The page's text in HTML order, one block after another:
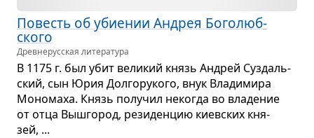
Повесть об уби­е­нии Андрея Бого­люб­
ского
Древне­русская литература
В 1175 г. был убит вели­кий князь Андрей Суз­даль­
ский, сын Юрия Дол­го­ру­кого, внук Вла­ди­мира
Моно­маха. Князь полу­чил неко­гда во вла­де­ние
от отца Выш­го­род, рези­ден­цию киев­ских кня­
зей, ...